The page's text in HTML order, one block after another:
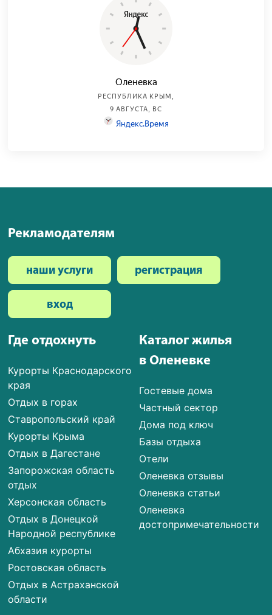
Где отдохнуть
Курорты Краснодарского
края
Отдых в горах
Ставропольский край
Курорты Крыма
Отдых в Дагестане
Запорожская область
отдых
Херсонская область
Отдых в Донецкой
Народной республике
Абхазия курорты
Ростовская область
Отдых в Астраханской
области
Каталог жилья
в Оленевке
Гостевые дома
Частный сектор
Дома под ключ
Базы отдыха
Отели
Оленевка отзывы
Оленевка статьи
Оленевка
достопримечательности
Рекламодателям
наши услуги регистрация
вход